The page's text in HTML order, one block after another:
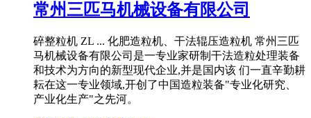
常州三匹马机械设备有限公司
碎整粒机 ZL ... 化肥造粒机、干法辊压造粒机 常州三匹
马机械设备有限公司是一专业家研制干法造粒处理装备
和技术为方向的新型现代企业,并是国内该 们一直辛勤耕
耘在这一专业领域,开创了中国造粒装备"专业化研究、
产业化生产"之先河。